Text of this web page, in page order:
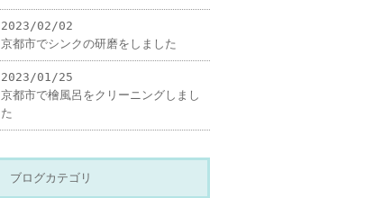
2023/02/02
京都市でシンクの研磨をしました
2023/01/25
京都市で檜風呂をクリーニングしまし
た
ブログカテゴリ